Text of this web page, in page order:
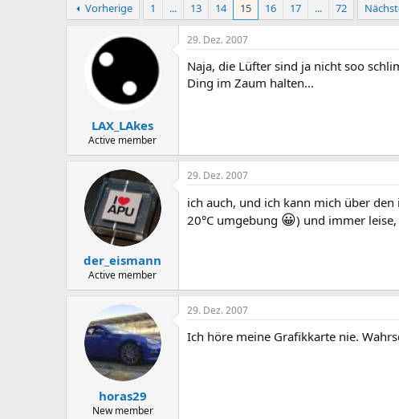
s
t
s
t
l
a
Vorherige
1 ... 13 14 15 16 17 ... 72
LAX_LAkes
Active member
29. Dez. 2007
Naja, die Lüfter sind ja nicht soo
Ding im Zaum halten...
der_eismann
Active member
29. Dez. 2007
ich auch, und ich kann mich über
20°C umgebung 😀) und immer
horas29
New member
29. Dez. 2007
Ich höre meine Grafikkarte nie.